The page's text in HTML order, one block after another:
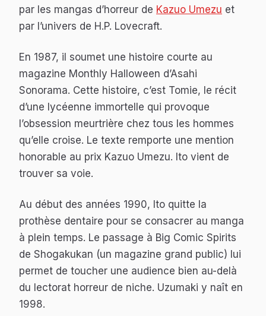
par les mangas d’horreur de Kazuo Umezu et
par l’univers de H.P. Lovecraft.
En 1987, il soumet une histoire courte au
magazine Monthly Halloween d’Asahi
Sonorama. Cette histoire, c’est Tomie, le récit
d’une lycéenne immortelle qui provoque
l’obsession meurtrière chez tous les hommes
qu’elle croise. Le texte remporte une mention
honorable au prix Kazuo Umezu. Ito vient de
trouver sa voie.
Au début des années 1990, Ito quitte la
prothèse dentaire pour se consacrer au manga
à plein temps. Le passage à Big Comic Spirits
de Shogakukan (un magazine grand public) lui
permet de toucher une audience bien au-delà
du lectorat horreur de niche. Uzumaki y naît en
1998.